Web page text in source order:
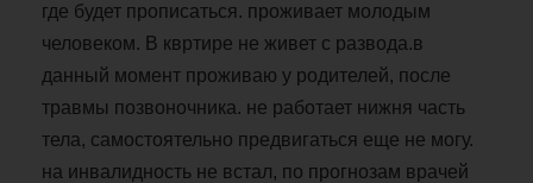
где будет прописаться. проживает молодым
человеком. В квртире не живет с развода.в
данный момент проживаю у родителей, после
травмы позвоночника. не работает нижня часть
тела, самостоятельно предвигаться еще не могу.
на инвалидность не встал, по прогнозам врачей